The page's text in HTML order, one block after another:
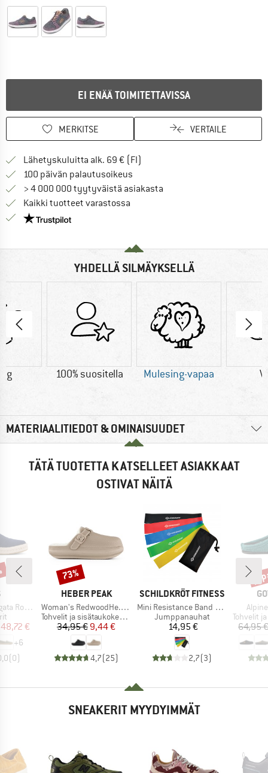
EI ENÄÄ TOIMITETTAVISSA
MERKITSE VERTAILE
Lähetyskuluitta alk. 69 € (FI)
100 päivän palautusoikeus
> 4 000 000 tyytyväistä asiakasta
Kaikki tuotteet varastossa
Meillä on Trustpilot -sertifiointi - lue lisää tästä!
YHDELLÄ SILMÄYKSELLÄ
g 100% suositella Mulesing-vapaa
MATERIAALITIEDOT & OMINAISUUDET
TÄTÄ TUOTETTA KATSELLEET ASIAKKAAT
OSTIVAT NÄITÄ
2.0
hinta
48,72 €
+6
(0)
MERKKI
HEBER PEAK
Tuote
Woman's RedwoodHe. EVA Warm Slippers
Tuoteryhmä
Tohvelit ja sisätaukokengät
Hinta
34,95 €Alennettu hinta
9,44 €
4,7(25)
Alennus
73%
MERKKI
SCHILDKRÖT FITNESS
Tuote
Mini Resistance Band 5er Set
Tuoteryhmä
Jumppanauhat
Hinta
14,95 €
2,7(3)
Tuote
Tohvelit ja
64,95 €
SNEAKERIT MYYDYIMMÄT